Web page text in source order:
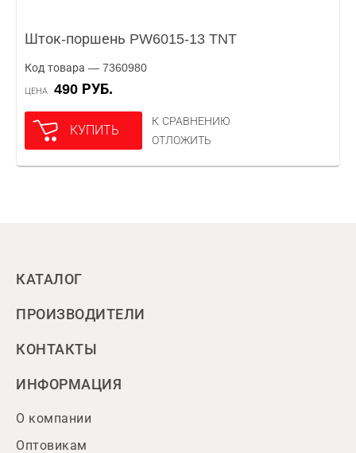
Шток-поршень PW6015-13 TNT
Код товара — 7360980
ЦЕНА 490 РУБ.
КУПИТЬ
К СРАВНЕНИЮ
ОТЛОЖИТЬ
КАТАЛОГ
ПРОИЗВОДИТЕЛИ
КОНТАКТЫ
ИНФОРМАЦИЯ
О компании
Оптовикам